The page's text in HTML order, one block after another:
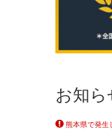
お知ら
熊本県で発生